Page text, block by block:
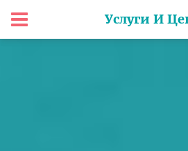
Услуги И